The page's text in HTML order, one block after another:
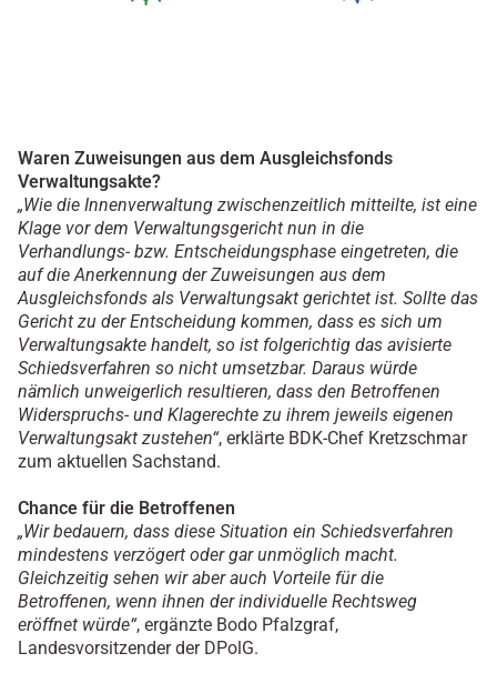
Waren Zuweisungen aus dem Ausgleichsfonds
Verwaltungsakte?
„Wie die Innenverwaltung zwischenzeitlich mitteilte, ist eine
Klage vor dem Verwaltungsgericht nun in die
Verhandlungs- bzw. Entscheidungsphase eingetreten, die
auf die Anerkennung der Zuweisungen aus dem
Ausgleichsfonds als Verwaltungsakt gerichtet ist. Sollte das
Gericht zu der Entscheidung kommen, dass es sich um
Verwaltungsakte handelt, so ist folgerichtig das avisierte
Schiedsverfahren so nicht umsetzbar. Daraus würde
nämlich unweigerlich resultieren, dass den Betroffenen
Widerspruchs- und Klagerechte zu ihrem jeweils eigenen
Verwaltungsakt zustehen“, erklärte BDK-Chef Kretzschmar
zum aktuellen Sachstand.
Chance für die Betroffenen
„Wir bedauern, dass diese Situation ein Schiedsverfahren
mindestens verzögert oder gar unmöglich macht.
Gleichzeitig sehen wir aber auch Vorteile für die
Betroffenen, wenn ihnen der individuelle Rechtsweg
eröffnet würde“, ergänzte Bodo Pfalzgraf,
Landesvorsitzender der DPolG.